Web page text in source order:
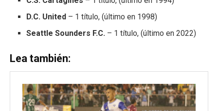
D.C. United – 1 título, (último en 1998)
Seattle Sounders F.C. – 1 título, (último en 2022)
Lea también: